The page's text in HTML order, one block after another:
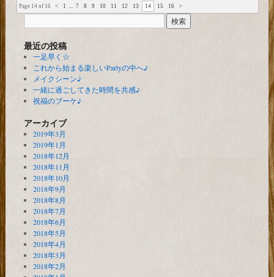
Page 14 of 16 < 1 ... 7 8 9 10 11 12 13 14 15 16 >
最近の投稿
一足早く☆
これから始まる楽しいPartyの中へ♪
メイクシーン♪
一緒に過ごしてきた時間を共感♪
祝福のブーケ♪
アーカイブ
2019年3月
2019年1月
2018年12月
2018年11月
2018年10月
2018年9月
2018年8月
2018年7月
2018年6月
2018年5月
2018年4月
2018年3月
2018年2月